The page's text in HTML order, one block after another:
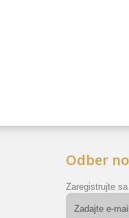
Odber
Zaregistrujte